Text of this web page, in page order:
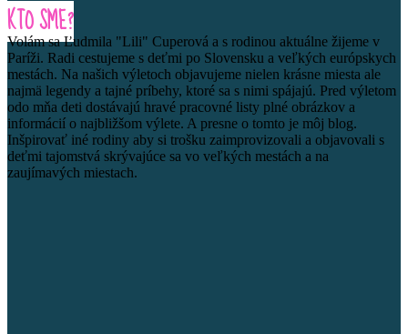
KTO SME?
Volám sa Ľudmila "Lili" Cuperová a s rodinou aktuálne žijeme v
Paríži. Radi cestujeme s deťmi po Slovensku a veľkých európskych
mestách. Na našich výletoch objavujeme nielen krásne miesta ale
najmä legendy a tajné príbehy, ktoré sa s nimi spájajú. Pred výletom
odo mňa deti dostávajú hravé pracovné listy plné obrázkov a
informácií o najbližšom výlete. A presne o tomto je môj blog.
Inšpirovať iné rodiny aby si trošku zaimprovizovali a objavovali s
deťmi tajomstvá skrývajúce sa vo veľkých mestách a na
zaujímavých miestach.